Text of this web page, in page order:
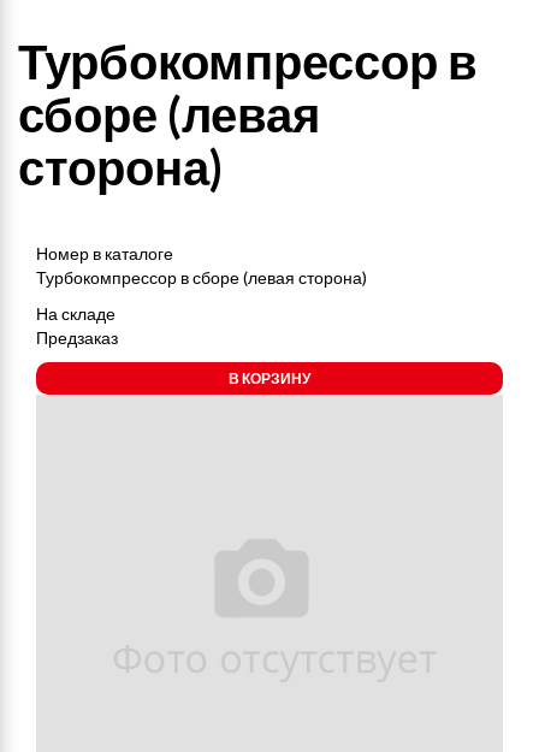
Турбокомпрессор в
сборе (левая
сторона)
Номер в каталоге
Турбокомпрессор в сборе (левая сторона)
На складе
Предзаказ
В КОРЗИНУ